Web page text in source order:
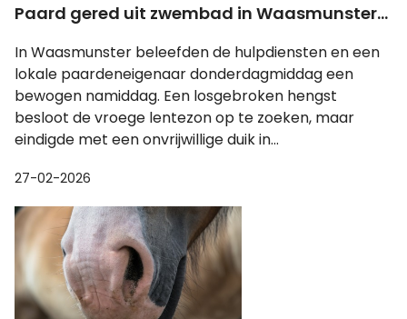
Paard gered uit zwembad in Waasmunster...
In Waasmunster beleefden de hulpdiensten en een
lokale paardeneigenaar donderdagmiddag een
bewogen namiddag. Een losgebroken hengst
besloot de vroege lentezon op te zoeken, maar
eindigde met een onvrijwillige duik in...
27-02-2026